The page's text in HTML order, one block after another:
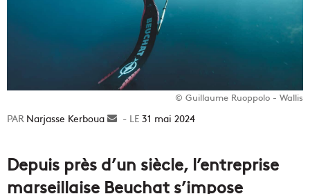
© Guillaume Ruoppolo - Wallis
Narjasse Kerboua
Envoyer31 mai 2024
Depuis près d’un siècle, l’entreprise
marseillaise Beuchat s’impose